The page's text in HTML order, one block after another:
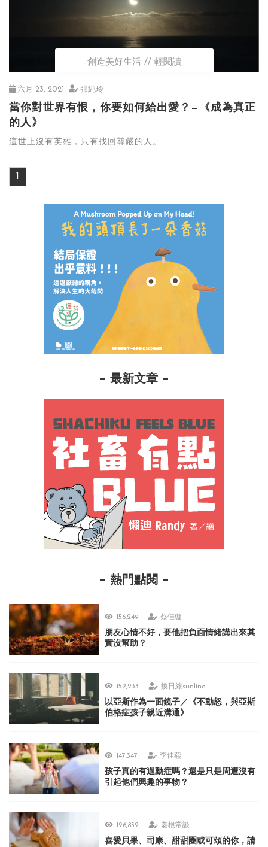
創造美好生活 輕閱讀
六月 23, 2021 張純玲
當你對世界有恨，你要如何給出愛？—《成為真正
的人》
這世上沒有英雄，只有找回尊嚴的人。
1
最新文章
熱門點閱
156,249 蔡佳璇
朋友心情不好，要他把負面情緒講出來其
實沒幫助？
152,233 換日線sunline
以亞斯作為一面鏡子／《不動怒，與亞斯
伯格症孩子親近溝通》
147,347 李佳燕
孩子真的有過動症嗎？還是只是周遭沒有
引起他們興趣的事物？
126,832 老根常談
喜愛貝果、司康、甜甜圈或可頌的你，請